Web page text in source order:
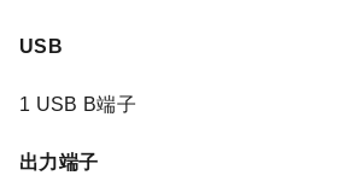
USB
1 USB B端子
出力端子